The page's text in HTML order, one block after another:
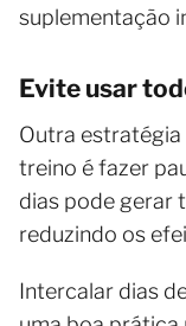
suplementação
Evite usar
Outra
treino é fazer
dias pode gerar
reduzindo os
Intercalar dias